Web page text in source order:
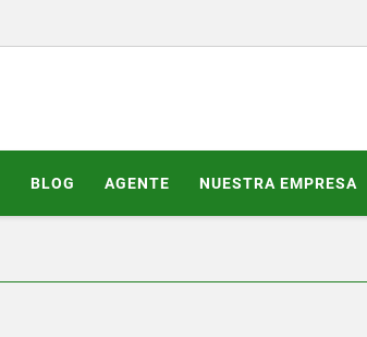
BLOG AGENTE NUESTRA EMPRESA